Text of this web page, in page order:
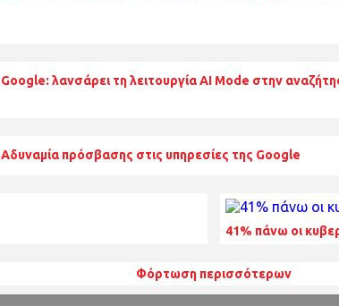
Google: λανσάρει τη λειτουργία ΑΙ Mode στην
Αδυναμία πρόσβασης στις υπηρεσίες της Google
41% πάνω οι
Φόρτωση περισσότερων